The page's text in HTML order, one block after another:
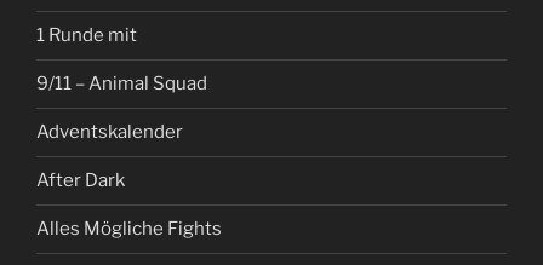
1 Runde mit
9/11 – Animal Squad
Adventskalender
After Dark
Alles Mögliche Fights